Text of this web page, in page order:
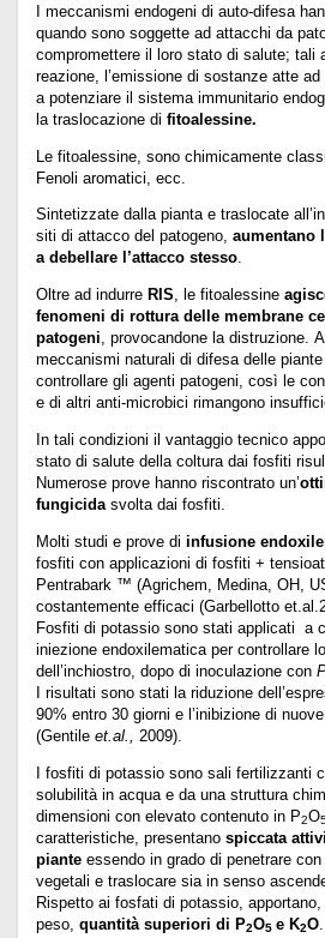
I meccanismi endogeni di auto-difesa
quando sono soggette ad attacchi da
compromettere il loro stato di salute; tali
reazione, l’emissione di sostanze atte ad
a potenziare il sistema immunitario
la traslocazione di fitoalessine.
Le fitoalessine, sono chimicamente
Fenoli aromatici, ecc.
Sintetizzate dalla pianta e traslocate
siti di attacco del patogeno, aumentano
a debellare l’attacco stesso.
Oltre ad indurre RIS, le fitoalessine
fenomeni di rottura delle membrane
patogeni, provocandone la distruzione.
meccanismi naturali di difesa delle
controllare gli agenti patogeni, così le
e di altri anti-microbici rimangono
In tali condizioni il vantaggio tecnico
stato di salute della coltura dai fosfiti
Numerose prove hanno riscontrato un’
fungicida svolta dai fosfiti.
Molti studi e prove di infusione
fosfiti con applicazioni di fosfiti +
Pentrabark ™ (Agrichem, Medina, OH,
costantemente efficaci (Garbellotto
Fosfiti di potassio sono stati applicati a
iniezione endoxilematica per controllare
dell’inchiostro, dopo di inoculazione con
I risultati sono stati la riduzione
90% entro 30 giorni e l’inibizione di
(Gentile et.al., 2009).
I fosfiti di potassio sono sali fertilizzanti
solubilità in acqua e da una struttura
dimensioni con elevato contenuto in P2O
caratteristiche, presentano spiccata
piante essendo in grado di penetrare
vegetali e traslocare sia in senso
Rispetto ai fosfati di potassio, apportano,
peso, quantità superiori di P2O5 e K2O